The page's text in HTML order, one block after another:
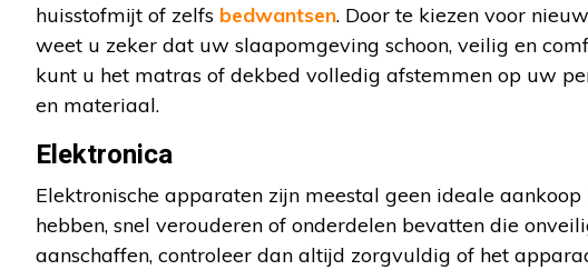
huisstofmijt of zelfs bedwantsen. Door te kiezen voor
weet u zeker dat uw slaapomgeving schoon, veilig en
kunt u het matras of dekbed volledig afstemmen op uw
en materiaal.
Elektronica
Elektronische apparaten zijn meestal geen ideale
hebben, snel verouderen of onderdelen bevatten die
aanschaffen, controleer dan altijd zorgvuldig of het